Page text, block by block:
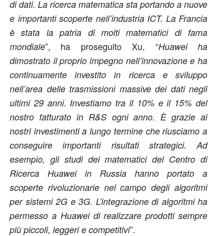
di dati. La ricerca matematica sta portando a nuove
e importanti scoperte nell’industria ICT. La Francia
è stata la patria di molti matematici di fama
mondiale”, ha proseguito Xu, “Huawei ha
dimostrato il proprio impegno nell’innovazione e ha
continuamente investito in ricerca e sviluppo
nell’area delle trasmissioni massive dei dati negli
ultimi 29 anni. Investiamo tra il 10% e il 15% del
nostro fatturato in R&S ogni anno. È grazie ai
nostri investimenti a lungo termine che riusciamo a
conseguire importanti risultati strategici. Ad
esempio, gli studi dei matematici del Centro di
Ricerca Huawei in Russia hanno portato a
scoperte rivoluzionarie nel campo degli algoritmi
per sistemi 2G e 3G. L’integrazione di algoritmi ha
permesso a Huawei di realizzare prodotti sempre
più piccoli, leggeri e competitivi”.